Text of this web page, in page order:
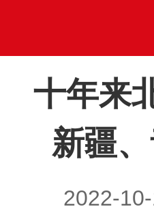
十年来
新疆
2022-